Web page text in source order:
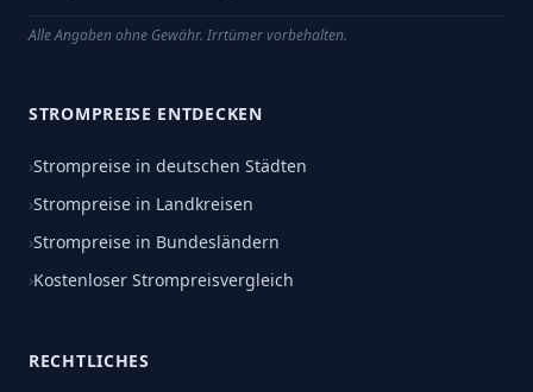
Alle Angaben ohne Gewähr. Irrtümer vorbehalten.
STROMPREISE ENTDECKEN
›Strompreise in deutschen Städten
›Strompreise in Landkreisen
›Strompreise in Bundesländern
›Kostenloser Strompreisvergleich
RECHTLICHES